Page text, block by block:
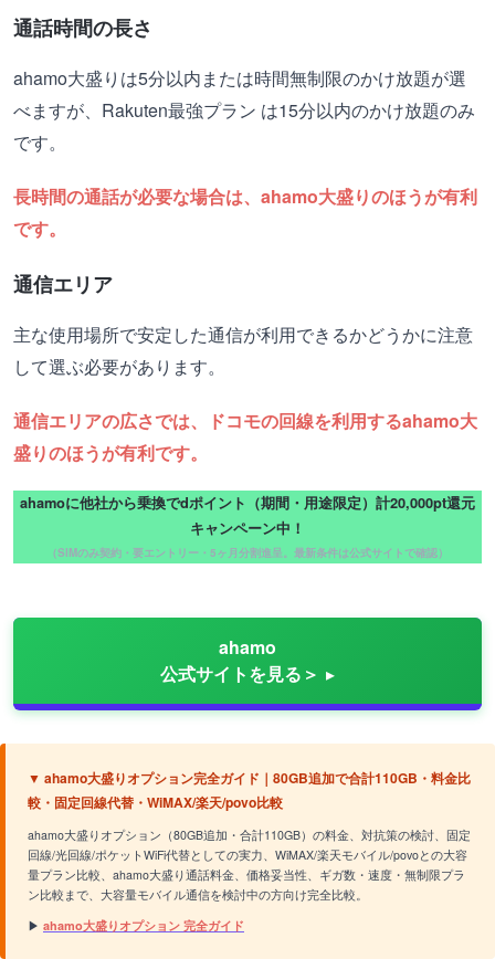
通話時間の長さ
ahamo大盛りは5分以内または時間無制限のかけ放題が選
べますが、Rakuten最強プラン は15分以内のかけ放題のみ
です。
長時間の通話が必要な場合は、ahamo大盛りのほうが有利
です。
通信エリア
主な使用場所で安定した通信が利用できるかどうかに注意
して選ぶ必要があります。
通信エリアの広さでは、ドコモの回線を利用するahamo大
盛りのほうが有利です。
ahamoに他社から乗換でdポイント（期間・用途限定）計20,000pt還元
キャンペーン中！
（SIMのみ契約・要エントリー・5ヶ月分割進呈。最新条件は公式サイトで確認）
ahamo
公式サイトを見る＞
▼ ahamo大盛りオプション完全ガイド｜80GB追加で合計110GB・料金比
較・固定回線代替・WiMAX/楽天/povo比較
ahamo大盛りオプション（80GB追加・合計110GB）の料金、対抗策の検討、固定
回線/光回線/ポケットWiFi代替としての実力、WiMAX/楽天モバイル/povoとの大容
量プラン比較、ahamo大盛り通話料金、価格妥当性、ギガ数・速度・無制限プラ
ン比較まで、大容量モバイル通信を検討中の方向け完全比較。
▶ ahamo大盛りオプション 完全ガイド